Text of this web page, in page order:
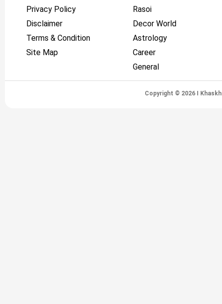
Privacy Policy
Disclaimer
Terms & Condition
Site Map
Rasoi
Decor World
Astrology
Career
General
Copyright © 2026 I